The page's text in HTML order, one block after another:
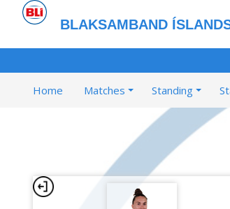
BLAKSAMBAND
Home Matches Standing